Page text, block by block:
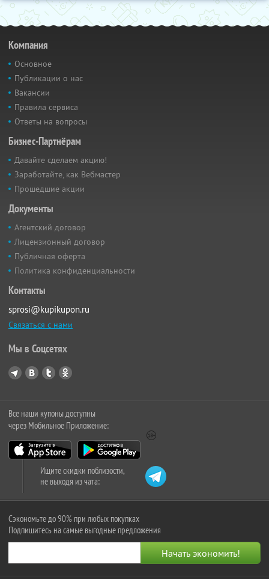
Компания
Основное
Публикации о нас
Вакансии
Правила сервиса
Ответы на вопросы
Бизнес-Партнёрам
Давайте сделаем акцию!
Заработайте, как Вебмастер
Прошедшие акции
Документы
Агентский договор
Лицензионный договор
Публичная оферта
Политика конфиденциальности
Контакты
sprosi@kupikupon.ru
Связаться с нами
Мы в Соцсетях
Все наши купоны доступны
через Мобильное Приложение:
Ищите скидки поблизости,
не выходя из чата:
Сэкономьте до 90% при любых покупках
Подпишитесь на самые выгодные предложения